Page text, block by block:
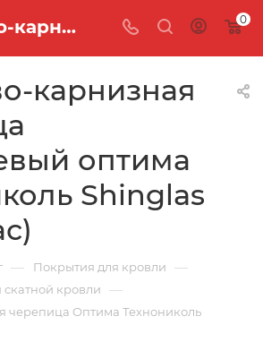
Коньково-карнизная черепица Коричневый оптима Технониколь Shinglas (Шинглас) 0
карнизная
оптима
Shinglas
— Покрытия для кровли —
кровли —
черепица Оптима Технониколь